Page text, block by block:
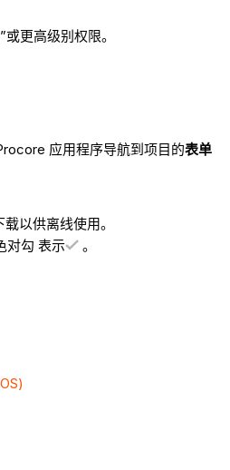
更高级别权限。
应用程序导航到项目的表单
以供离线使用。
对勾 表示 。